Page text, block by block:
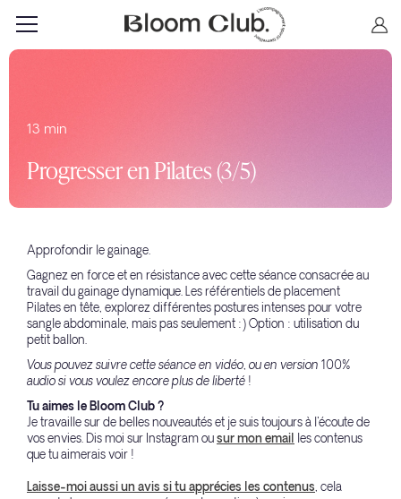
13 min
Progresser en Pilates (3/5)
Approfondir le gainage.
Gagnez en force et en résistance avec cette séance consacrée au
travail du gainage dynamique. Les référentiels de placement
Pilates en tête, explorez différentes postures intenses pour votre
sangle abdominale, mais pas seulement :) Option : utilisation du
petit ballon.
Vous pouvez suivre cette séance en vidéo, ou en version 100%
audio si vous voulez encore plus de liberté !
Tu aimes le Bloom Club ?
Je travaille sur de belles nouveautés et je suis toujours à l'écoute de
vos envies. Dis moi sur Instagram ousur mon email les contenus
que tu aimerais voir !
Laisse-moi aussi un avis si tu apprécies les contenus, cela